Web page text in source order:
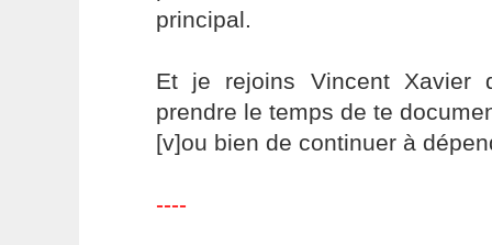
principal.
Et je rejoins Vincent Xavier
prendre le temps de te
[v]ou bien de continuer à
----